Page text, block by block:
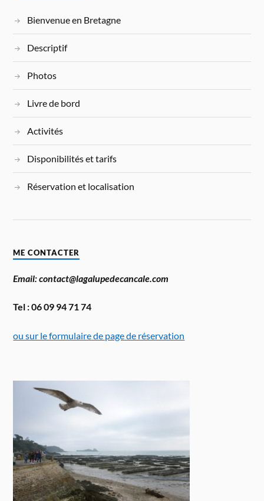
Bienvenue en Bretagne
Descriptif
Photos
Livre de bord
Activités
Disponibilités et tarifs
Réservation et localisation
ME CONTACTER
Email: contact@lagalupedecancale.com
Tel : 06 09 94 71 74
ou sur le formulaire de page de réservation